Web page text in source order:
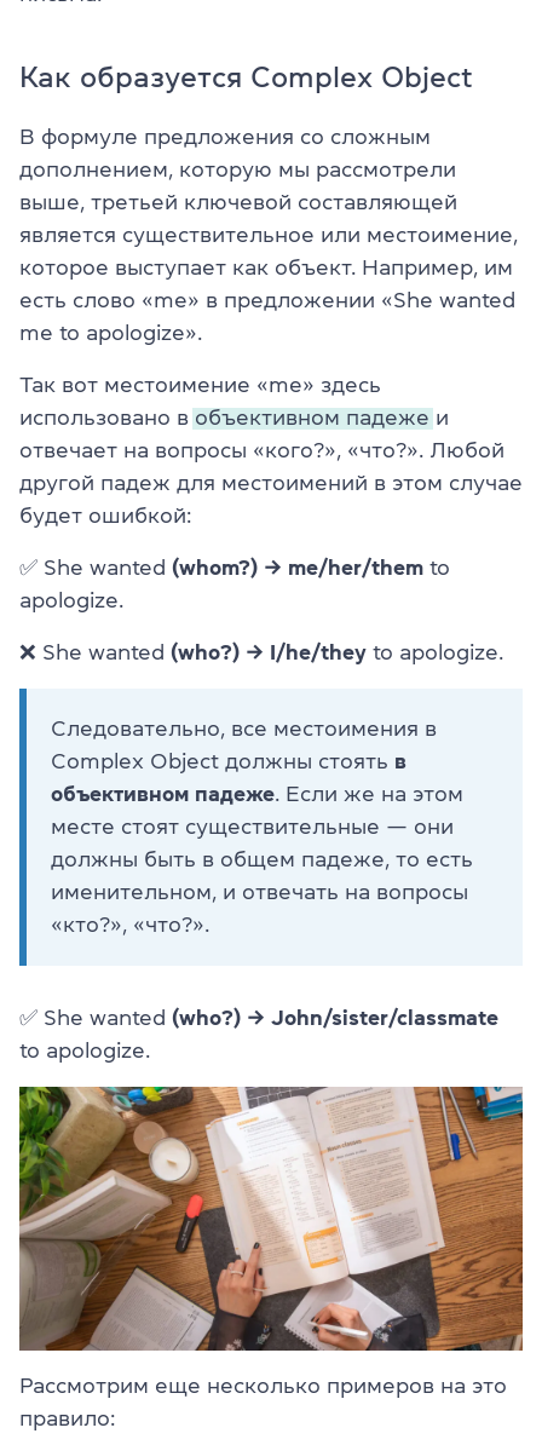
Как образуется Complex Object
В формуле предложения со сложным
дополнением, которую мы рассмотрели
выше, третьей ключевой составляющей
является существительное или местоимение,
которое выступает как объект. Например, им
есть слово «me» в предложении «She wanted
me to apologize».
Так вот местоимение «me» здесь
использовано в объективном падеже и
отвечает на вопросы «кого?», «что?». Любой
другой падеж для местоимений в этом случае
будет ошибкой:
✅ She wanted (whom?) → me/her/them to
apologize.
❌ She wanted (who?) → I/he/they to apologize.
Следовательно, все местоимения в
Complex Object должны стоять в
объективном падеже . Если же на этом
месте стоят существительные — они
должны быть в общем падеже, то есть
именительном, и отвечать на вопросы
«кто?», «что?».
✅ She wanted (who?) → John/sister/classmate
to apologize.
Рассмотрим еще несколько примеров на это
правило: